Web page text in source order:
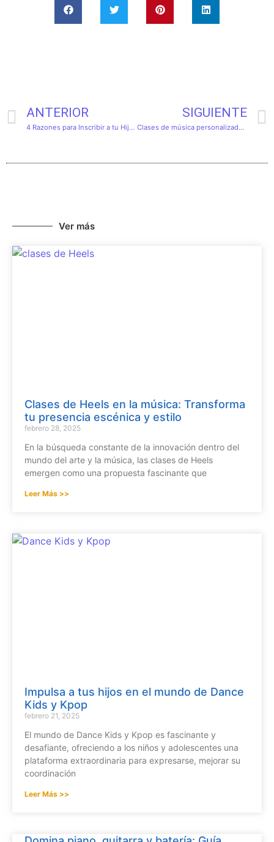
ANTERIOR
4 Razones para Inscribir a tu Hijo en Iniciación Musical
SIGUIENTE
Clases de música personalizadas: 3 soluciones claras
Ver más
Clases de Heels en la música: Transforma
tu presencia escénica y estilo
febrero 28, 2025
En la búsqueda constante de la innovación dentro del
mundo del arte y la música, las clases de Heels
emergen como una propuesta fascinante que
Leer Más >>
Impulsa a tus hijos en el mundo de Dance
Kids y Kpop
febrero 21, 2025
El mundo de Dance Kids y Kpop es fascinante y
desafiante, ofreciendo a los niños y adolescentes una
plataforma extraordinaria para expresarse, mejorar su
coordinación
Leer Más >>